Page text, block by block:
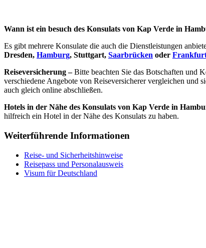
Wann ist ein besuch des Konsulats von Kap Verde in
Es gibt mehrere Konsulate die auch die Dienstleistungen
Dresden, Hamburg, Stuttgart, Saarbrücken oder
Reiseversicherung –Bitte beachten Sie das Botschaften und
verschiedene Angebote von Reiseversicherer vergleichen
auch gleich online abschließen.
Hotels in der Nähe des Konsulats von Kap Verde in
hilfreich ein Hotel in der Nähe des Konsulats zu haben.
Weiterführende Informationen
Reise- und Sicherheitshinweise
Reisepass und Personalausweis
Visum für Deutschland